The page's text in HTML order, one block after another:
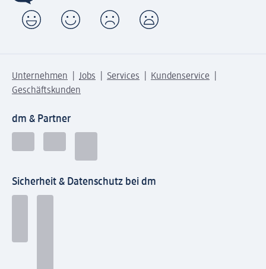
Unternehmen Jobs Services
Kundenservice
Geschäftskunden
dm & Partner
Sicherheit & Datenschutz bei dm